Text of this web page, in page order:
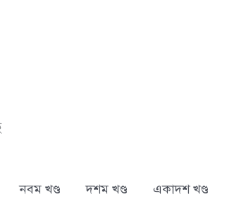
নবম খণ্ড দশম খণ্ড একাদশ খণ্ড